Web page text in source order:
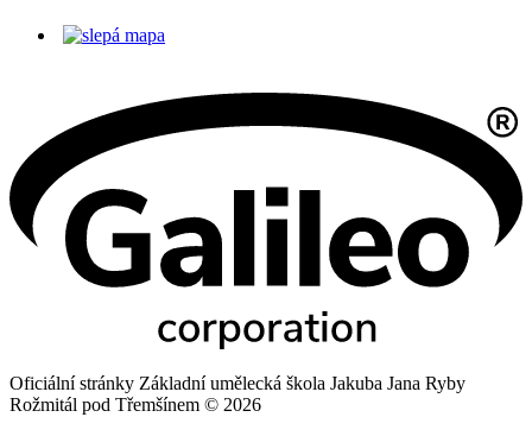
Oficiální stránky Základní umělecká škola Jakuba Jana Ryby
Rožmitál pod Třemšínem © 2026